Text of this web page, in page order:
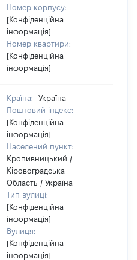
Номер корпусу:
[Конфіденційна
інформація]
Номер квартири:
[Конфіденційна
інформація]
Країна:
Україна
Поштовий індекс:
[Конфіденційна
інформація]
Населений пункт:
Кропивницький /
Кіровоградська
Область / Україна
Тип вулиці:
[Конфіденційна
інформація]
Вулиця:
[Конфіденційна
інформація]